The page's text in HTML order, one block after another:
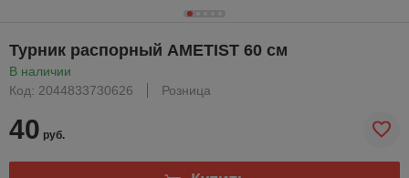
Турник распорный AMETIST 60 см
В наличии
Код: 2044833730626
Розница
40 руб.